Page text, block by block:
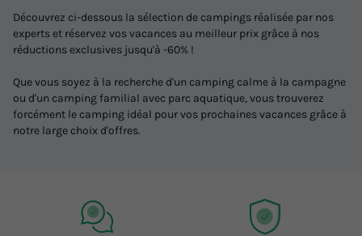
Découvrez ci-dessous la sélection de campings réalisée par nos
experts et réservez vos vacances au meilleur prix grâce à nos
réductions exclusives jusqu'à -60% !
Que vous soyez à la recherche d'un camping calme à la campagne
ou d'un camping familial avec parc aquatique, vous trouverez
forcément le camping idéal pour vos prochaines vacances grâce à
notre large choix d'offres.